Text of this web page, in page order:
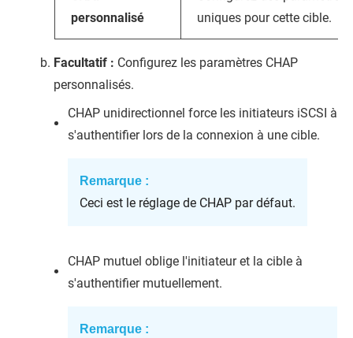
personnalisé
uniques pour cette cible.
Facultatif : Configurez les paramètres CHAP
personnalisés.
CHAP unidirectionnel force les initiateurs iSCSI à
s'authentifier lors de la connexion à une cible.
Remarque :
Ceci est le réglage de CHAP par défaut.
CHAP mutuel oblige l'initiateur et la cible à
s'authentifier mutuellement.
Remarque :